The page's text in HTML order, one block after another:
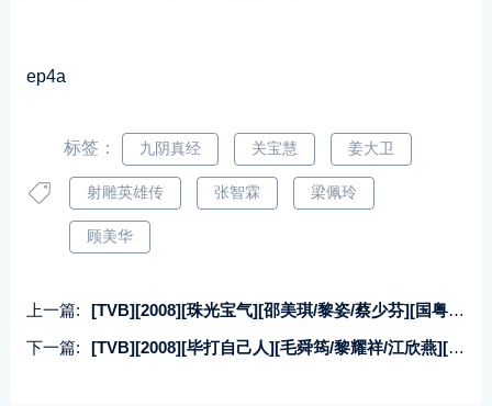
ep4a
标签： 九阴真经 关宝慧 姜大卫
射雕英雄传 张智霖 梁佩玲
顾美华
上一篇:
[TVB][2008][珠光宝气][邵美琪/黎姿/蔡少芬][国粤双语中字][高清翡翠台][82集全/每集约430M]
下一篇:
[TVB][2008][毕打自己人][毛舜筠/黎耀祥/江欣燕][国粤双语中字][高清翡翠台][337集全/每集约300M]